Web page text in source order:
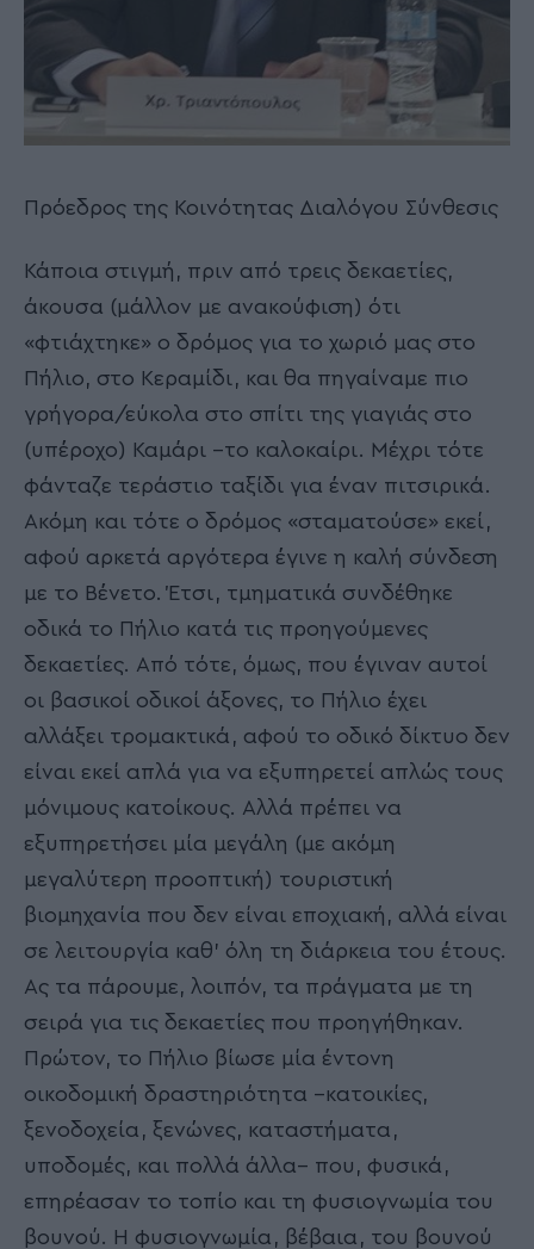
Πρόεδρος της Κοινότητας Διαλόγου Σύνθεσις
Κάποια στιγμή, πριν από τρεις δεκαετίες,
άκουσα (μάλλον με ανακούφιση) ότι
«φτιάχτηκε» ο δρόμος για το χωριό μας στο
Πήλιο, στο Κεραμίδι, και θα πηγαίναμε πιο
γρήγορα/εύκολα στο σπίτι της γιαγιάς στο
(υπέροχο) Καμάρι –το καλοκαίρι. Μέχρι τότε
φάνταζε τεράστιο ταξίδι για έναν πιτσιρικά.
Ακόμη και τότε ο δρόμος «σταματούσε» εκεί,
αφού αρκετά αργότερα έγινε η καλή σύνδεση
με το Βένετο. Έτσι, τμηματικά συνδέθηκε
οδικά το Πήλιο κατά τις προηγούμενες
δεκαετίες. Από τότε, όμως, που έγιναν αυτοί
οι βασικοί οδικοί άξονες, το Πήλιο έχει
αλλάξει τρομακτικά, αφού το οδικό δίκτυο δεν
είναι εκεί απλά για να εξυπηρετεί απλώς τους
μόνιμους κατοίκους. Αλλά πρέπει να
εξυπηρετήσει μία μεγάλη (με ακόμη
μεγαλύτερη προοπτική) τουριστική
βιομηχανία που δεν είναι εποχιακή, αλλά είναι
σε λειτουργία καθ’ όλη τη διάρκεια του έτους.
Ας τα πάρουμε, λοιπόν, τα πράγματα με τη
σειρά για τις δεκαετίες που προηγήθηκαν.
Πρώτον, το Πήλιο βίωσε μία έντονη
οικοδομική δραστηριότητα –κατοικίες,
ξενοδοχεία, ξενώνες, καταστήματα,
υποδομές, και πολλά άλλα– που, φυσικά,
επηρέασαν το τοπίο και τη φυσιογνωμία του
βουνού. Η φυσιογνωμία, βέβαια, του βουνού